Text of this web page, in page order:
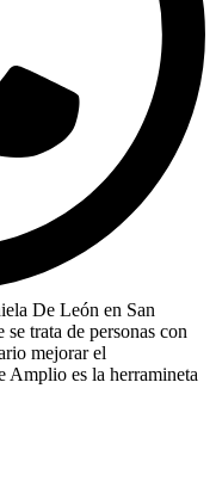
De León en San
trata de personas con
mejorar el
Amplio es la herramineta